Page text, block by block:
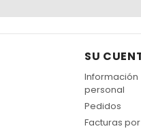
SU
Información
personal
Pedidos
Facturas